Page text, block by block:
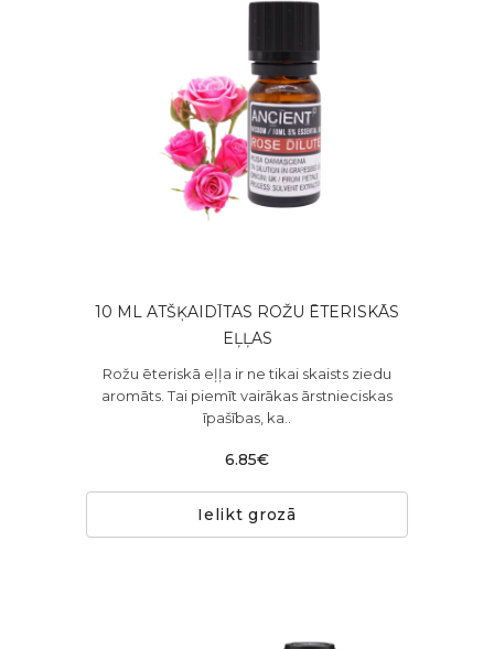
10 ML ATŠĶAIDĪTAS ROŽU ĒTERISKĀS
EĻĻAS
Rožu ēteriskā eļļa ir ne tikai skaists ziedu
aromāts. Tai piemīt vairākas ārstnieciskas
īpašības, ka..
6.85€
Ielikt grozā